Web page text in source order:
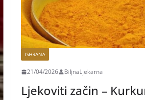
ISHRANA
21/04/2026 BiljnaLjekarna
Ljekoviti začin –